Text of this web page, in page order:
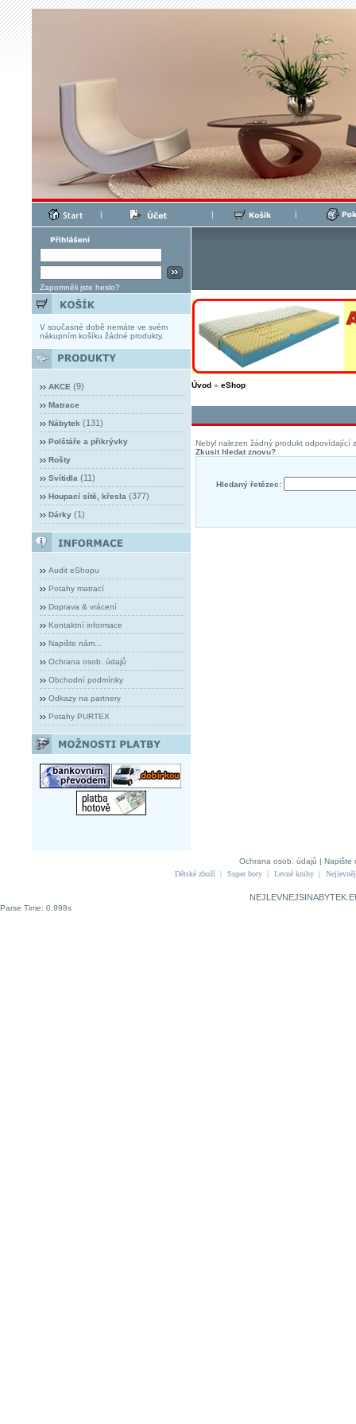
| | |
Zapomněli jste heslo?
V současné době nemáte ve svém
nákupním košíku žádné produkty.
AKCE (9)
Matrace
Nábytek (131)
Polštáře a přikrývky
Rošty
Svítidla (11)
Houpací sítě, křesla (377)
Dárky(1)
Audit eShopu
Potahy matrací
Doprava & vrácení
Kontaktní informace
Napište nám...
Ochrana osob. údajů
Obchodní podmínky
Odkazy na partnery
Potahy PURTEX
Úvod» eShop
Nebyl nalezen žádný produkt odpovídající
Zkusit hledat znovu?
Hledaný řetězec:
Ochrana osob. údajů | Napište
Dětské zboží | Super boty | Levné knihy |
Parse Time: 0.998s